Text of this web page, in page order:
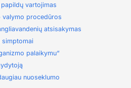
vartojimas
valymo procedūros
atsisakymas
simptomai
palaikymu“
nuoseklumo